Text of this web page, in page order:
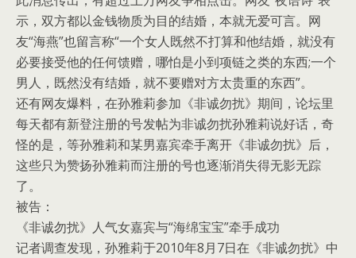
示，双方都以金钱物质为目的结婚，本就无爱可言。网
友“海燕”也留言称“一个女人既然不打算和他结婚，就没有
必要接受他的任何馈赠，哪怕是小到项链之类的东西;一个
男人，既然没有结婚，就不要赠对方太贵重的东西”。
还有网友爆料，在孙雅莉参加《非诚勿扰》期间，论坛里
每天都有新登注册的号发帖为非诚勿扰孙雅莉说好话，奇
怪的是，等孙雅莉和某男嘉宾牵手离开《非诚勿扰》后，
这些只为赞扬孙雅莉而注册的号也逐渐消失得无影无踪
了。
被告：
《非诚勿扰》人气女嘉宾与“海绵宝宝”牵手成功
记者调查发现，孙雅莉于2010年8月7日在《非诚勿扰》中